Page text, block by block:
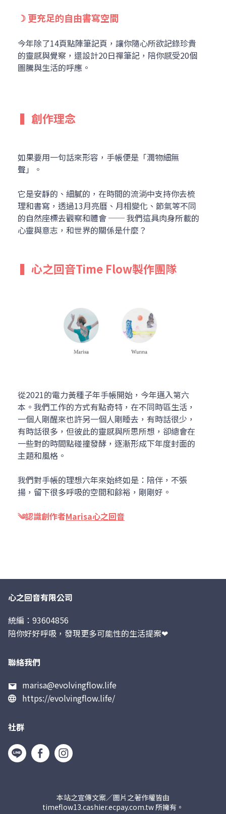
☽ 更充足的自由書寫空間
今年除了14頁點陣筆記頁，讓你隨心所欲記錄珍貴
的靈感與覺察，還設計20日禪筆記，陪你感受20個
圖騰與生活的呼應。
▍ 創作理念
如果要用一句話來形容，手帳便是「潤物細無
聲」。
它是安靜的、細膩的，在時間的流淌中支持你去梳
理和書寫，透過13月亮曆、月相變化、節氣等不同
的自然座標去觀察和體會 ── 我們這具肉身所載的
心靈與意志，和世界的關係是什麼？
▍ 心之回音Time Flow製作團隊
從2021的電力黃種子年手帳開始，今年邁入第六
本。我們工作的方式有點奇特，在不同時區生活，
一個人剛醒來也許另一個人剛睡去，有時話很少，
有時話很多，但彼此的靈感與所思所想，卻總會在
一些對的時間點碰撞發酵，逐漸形成下年度封面的
主題和風格。
我們對手帳的理想六年來始終如是：陪伴，不張
揚，留下很多呼吸的空間和餘裕，剛剛好。
༄認識創作者Marisa心之回音
心之回音有限公司
統編：93604856
陪你好好呼吸，發現更多可能性的生活提案❤︎
聯絡我們
marisa@evolvingflow.life
https://evolvingflow.life/
社群
本站之宣傳文案／圖片之著作權皆由
timeflow13.cashier.ecpay.com.tw 所擁有。